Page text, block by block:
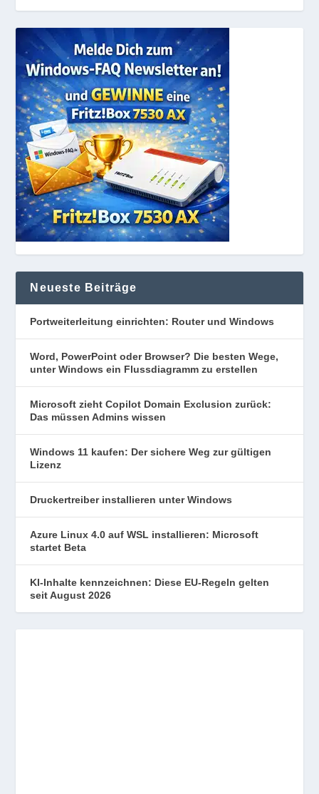
Neueste Beiträge
Portweiterleitung einrichten: Router und Windows
Word, PowerPoint oder Browser? Die besten Wege,
unter Windows ein Flussdiagramm zu erstellen
Microsoft zieht Copilot Domain Exclusion zurück:
Das müssen Admins wissen
Windows 11 kaufen: Der sichere Weg zur gültigen
Lizenz
Druckertreiber installieren unter Windows
Azure Linux 4.0 auf WSL installieren: Microsoft
startet Beta
KI-Inhalte kennzeichnen: Diese EU-Regeln gelten
seit August 2026